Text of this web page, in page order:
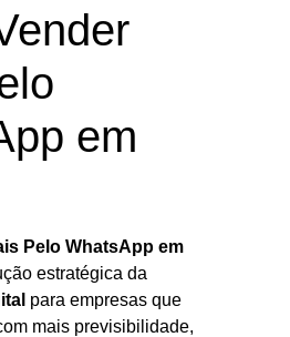
em
Pelo WhatsApp em
estratégica da
para empresas que
mais previsibilidade,